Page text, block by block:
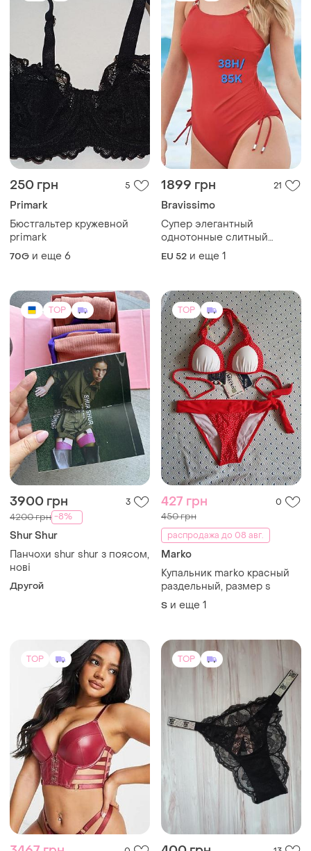
250 грн 5
Primark
Бюстгальтер кружевной
primark
70G и еще 6
1899 грн 21
Bravissimo
Супер элегантный
однотонные слитный
купальник батал на пышные
груди от bravissimo(новой)
EU 52 и еще 1
TOP
3900 грн 3
4200 грн -8%
Shur Shur
Панчохи shur shur з поясом,
нові
Другой
TOP
427 грн 0
450 грн
распродажа до 08 авг.
Marko
Купальник marko красный
раздельный, размер s
S и еще 1
TOP TOP